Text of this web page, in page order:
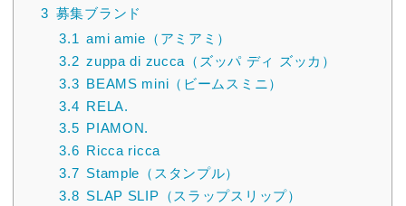
3 募集ブランド
3.1 ami amie（アミアミ）
3.2 zuppa di zucca（ズッパ ディ ズッカ）
3.3 BEAMS mini（ビームスミニ）
3.4 RELA.
3.5 PIAMON.
3.6 Ricca ricca
3.7 Stample（スタンプル）
3.8 SLAP SLIP（スラップスリップ）